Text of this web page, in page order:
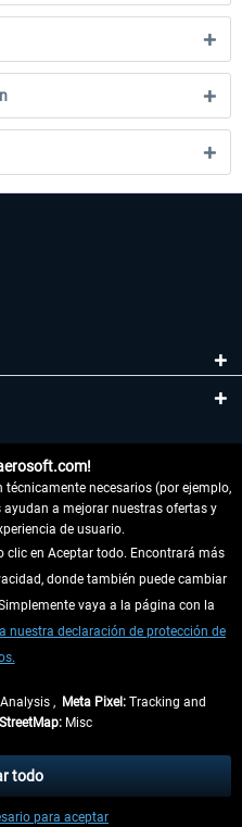
describe lo contrario
Los plazos de envío para los
necesarios (por ejemplo,
a mejorar nuestras ofertas y
de usuario.
clic en Aceptar todo. Encontrará más
donde también puede cambiar
vaya a la página con la
nuestra declaración de protección de
, Meta Pixel: Tracking and
Misc
para aceptar
todo